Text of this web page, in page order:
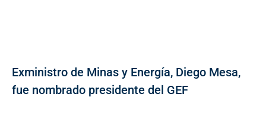
Exministro de Minas y Energía, Diego Mesa,
fue nombrado presidente del GEF